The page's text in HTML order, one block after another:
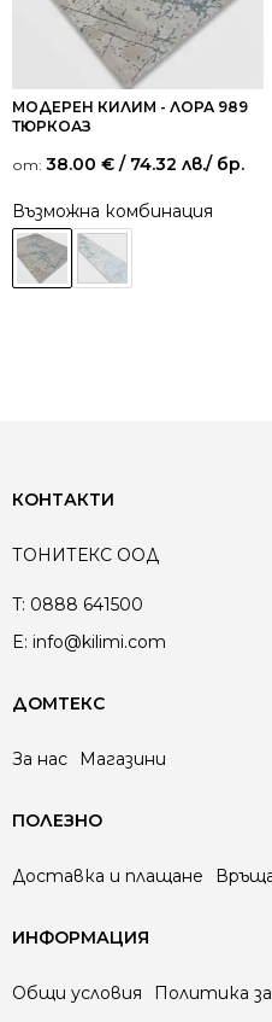
МОДЕРЕН КИЛИМ - ЛОРА 989
ТЮРКОАЗ
от: 38.00 € / 74.32 лв./ бр.
Възможна комбинация
КОНТАКТИ
ТОНИТЕКС ООД
T: 0888 641500
E: info@kilimi.com
ДОМТЕКС
За нас Магазини
ПОЛЕЗНО
Доставка и плащане
ИНФОРМАЦИЯ
Общи условия Политика